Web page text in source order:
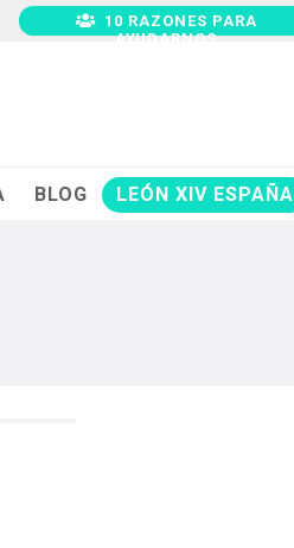
10 RAZONES PARA
AYUDARNOS
BLOG LEÓN XIV ESPAÑA